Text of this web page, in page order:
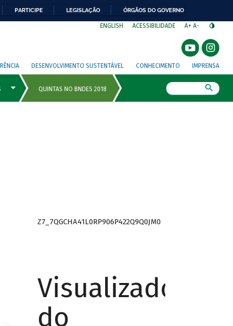
PARTICIPE LEGISLAÇÃO ÓRGÃOS DO GOVERNO
ENGLISH ACESSIBILIDADE A+ A-
DESENVOLVIMENTO SUSTENTÁVEL CONHECIMENTO IMPRENSA
Z7_7QGCHA41L0RP906P422Q9Q0JM0
Visualizador
do